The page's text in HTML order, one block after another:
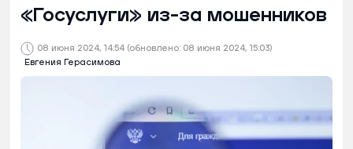
08 июня 2024, 14:54 (обновлено: 08 июня 2024, 15:03)
Евгения Герасимова
«Госуслуги» из-за мошенников